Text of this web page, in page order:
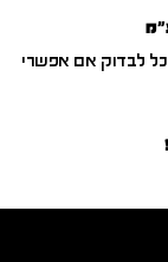
לבדוק אם אפשרי